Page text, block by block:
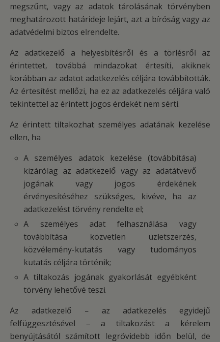
megszűnt, vagy az adatok tárolásának törvényben
meghatározott határideje lejárt, azt a bíróság vagy az
adatvédelmi biztos elrendelte.
Az adatkezelő a helyesbítésről és a törlésről az
érintettet, továbbá mindazokat értesíti, akiknek
korábban az adatot adatkezelés céljára továbbították.
Az értesítést mellőzi, ha ez az adatkezelés céljára való
tekintettel az érintett jogos érdekét nem sérti.
Az érintett tiltakozhat személyes adatának kezelése
ellen, ha
A személyes adatok kezelése (továbbítása)
kizárólag az adatkezelő vagy az adatátvevő
jogának vagy jogos érdekének
érvényesítéséhez szükséges, kivéve, ha az
adatkezelést törvény rendelte el;
A személyes adat felhasználása vagy
továbbítása közvetlen üzletszerzés,
közvélemény-kutatás vagy tudományos
kutatás céljára történik;
A tiltakozás jogának gyakorlását egyébként
törvény lehetővé teszi.
Az adatkezelő – az adatkezelés egyidejű
felfüggesztésével – a tiltakozást a kérelem
benyújtásától számított legrövidebb időn belül, de